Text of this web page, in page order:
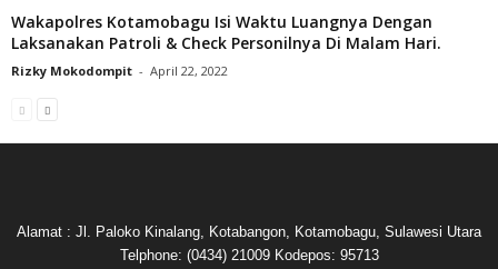
Wakapolres Kotamobagu Isi Waktu Luangnya Dengan
Laksanakan Patroli & Check Personilnya Di Malam Hari.
Rizky Mokodompit - April 22, 2022
Alamat : Jl. Paloko Kinalang, Kotabangon, Kotamobagu, Sulawesi Utara
Telphone: (0434) 21009 Kodepos: 95713